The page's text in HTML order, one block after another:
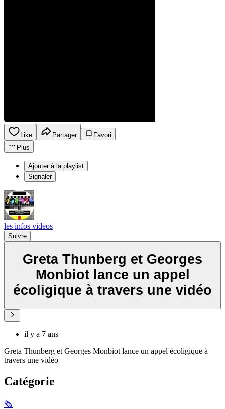
Like Partager
Favori
Plus
Ajouter à la playlist
Signaler
les infos videos
Suivre
Greta Thunberg et Georges
Monbiot lance un appel
écoligique à travers une vidéo
il y a 7 ans
Greta Thunberg et Georges Monbiot lance un appel écoligique à
travers une vidéo
Catégorie
🗞